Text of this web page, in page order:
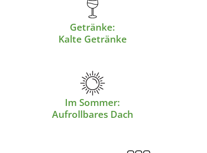
Getränke:
Kalte Getränke
Im Sommer:
Aufrollbares Dach